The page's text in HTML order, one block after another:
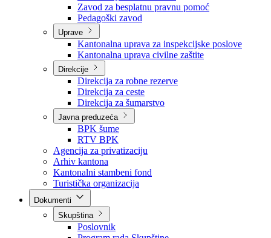
Zavodi
Zavod zdravstvenog osiguranja
Zavod za javno zdravstvo
Zavod za besplatnu pravnu pomoć
Pedagoški zavod
Uprave
Kantonalna uprava za inspekcijske poslove
Kantonalna uprava civilne zaštite
Direkcije
Direkcija za robne rezerve
Direkcija za ceste
Direkcija za šumarstvo
Javna preduzeća
BPK šume
RTV BPK
Agencija za privatizaciju
Arhiv kantona
Kantonalni stambeni fond
Turistička organizacija